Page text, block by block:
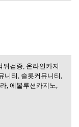
이트, 먹튀검
튀검증, 온라인카지
니티, 슬롯커뮤니티,
, 에볼루션카지노,